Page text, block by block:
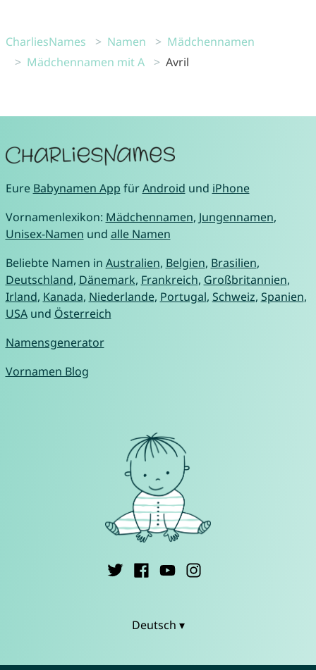
CharliesNames Namen
Mädchennamen
Mädchennamen mit A
Avril
Eure Babynamen App fürAndroid und iPhone
Vornamenlexikon: Mädchennamen, Jungennamen,
Unisex-Namen und alle Namen
Beliebte Namen in Australien, Belgien, Brasilien,
Deutschland, Dänemark, Frankreich, Großbritannien,
Irland, Kanada, Niederlande, Portugal, Schweiz, Spanien,
USAund Österreich
Namensgenerator
Vornamen Blog
Deutsch ▾